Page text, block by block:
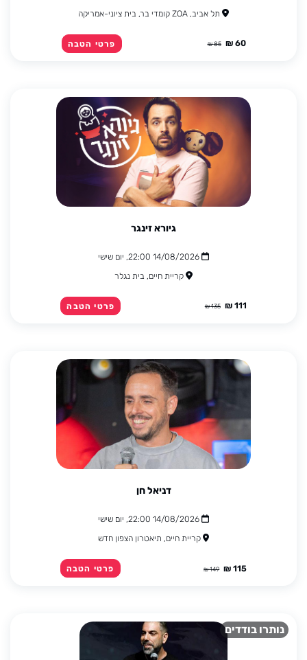
תל אביב, ZOA קומדי בר, בית ציוני-אמריקה
60 ₪
85 ₪ פרטי הטבה
גיורא זינגר
14/08/2026 22:00, יום שישי
קריית חיים, בית נגלר
111 ₪
135 ₪ פרטי הטבה
דניאל חן
14/08/2026 22:00, יום שישי
קריית חיים, תיאטרון הצפון חדש
115 ₪
149 ₪ פרטי הטבה
נותרו בודדים